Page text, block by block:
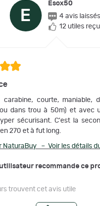
E
Esox50
4 avis laissés
12 utiles
carabine, courte, maniable,
dans trou à 50m) et avec
sécurisant. C'est la
270 et à fut long.
NaturaBuy – Voir les détails
recommande ce
trouvent cet avis utile